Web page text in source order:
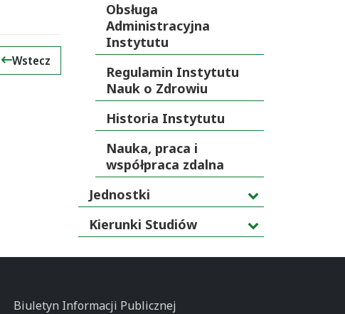
Wstecz
Obsługa
Administracyjna
Instytutu
Regulamin Instytutu
Nauk o Zdrowiu
Historia Instytutu
Nauka, praca i
współpraca zdalna
Jednostki
Kierunki Studiów
Biuletyn Informacji Publicznej